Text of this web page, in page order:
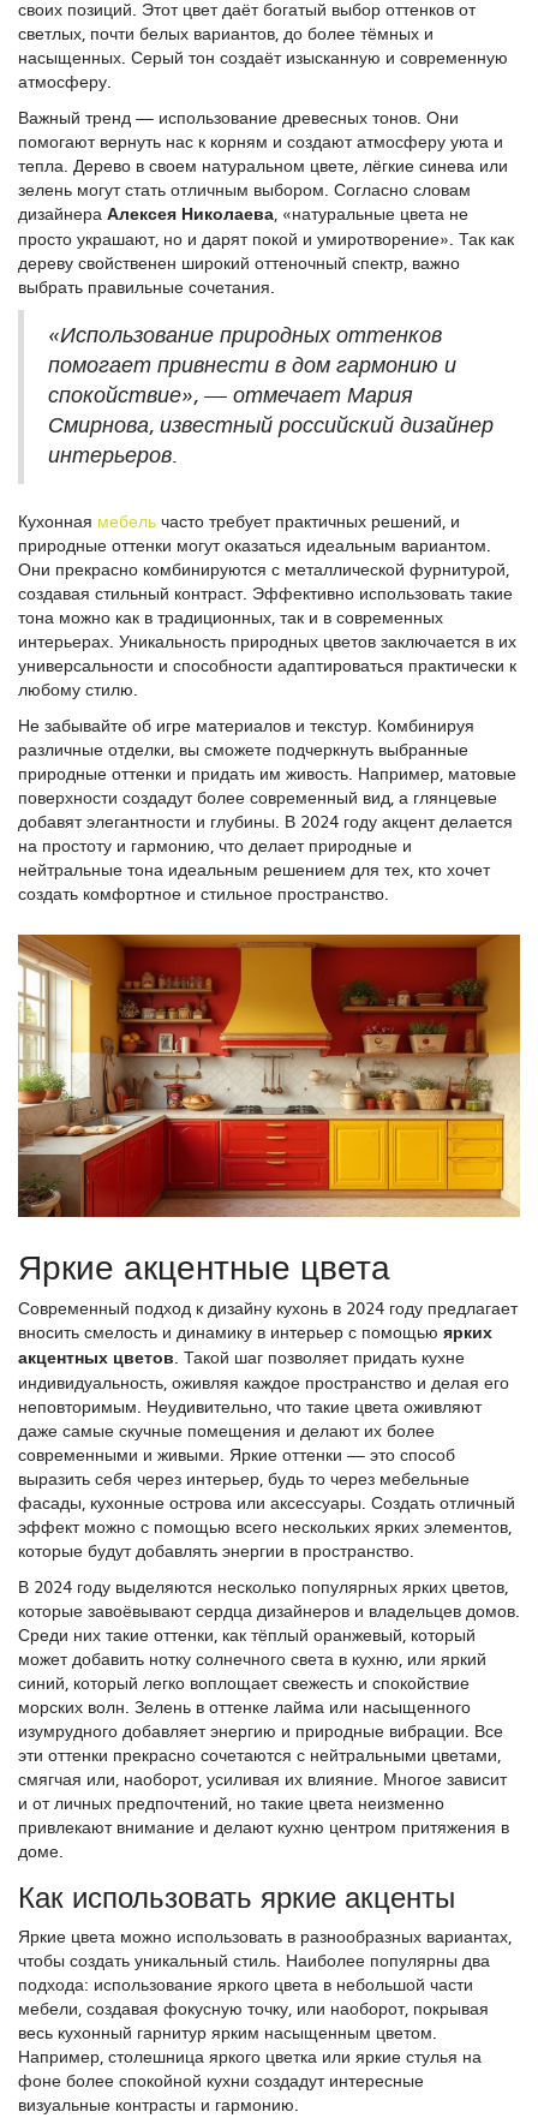
своих позиций. Этот цвет даёт богатый выбор оттенков от
светлых, почти белых вариантов, до более тёмных и
насыщенных. Серый тон создаёт изысканную и современную
атмосферу.
Важный тренд — использование древесных тонов. Они
помогают вернуть нас к корням и создают атмосферу уюта и
тепла. Дерево в своем натуральном цвете, лёгкие синева или
зелень могут стать отличным выбором. Согласно словам
дизайнера Алексея Николаева, «натуральные цвета не
просто украшают, но и дарят покой и умиротворение». Так как
дереву свойственен широкий оттеночный спектр, важно
выбрать правильные сочетания.
«Использование природных оттенков
помогает привнести в дом гармонию и
спокойствие», — отмечает Мария
Смирнова, известный российский дизайнер
интерьеров.
Кухонная мебель часто требует практичных решений, и
природные оттенки могут оказаться идеальным вариантом.
Они прекрасно комбинируются с металлической фурнитурой,
создавая стильный контраст. Эффективно использовать такие
тона можно как в традиционных, так и в современных
интерьерах. Уникальность природных цветов заключается в их
универсальности и способности адаптироваться практически к
любому стилю.
Не забывайте об игре материалов и текстур. Комбинируя
различные отделки, вы сможете подчеркнуть выбранные
природные оттенки и придать им живость. Например, матовые
поверхности создадут более современный вид, а глянцевые
добавят элегантности и глубины. В 2024 году акцент делается
на простоту и гармонию, что делает природные и
нейтральные тона идеальным решением для тех, кто хочет
создать комфортное и стильное пространство.
Яркие акцентные цвета
Современный подход к дизайну кухонь в 2024 году предлагает
вносить смелость и динамику в интерьер с помощью ярких
акцентных цветов. Такой шаг позволяет придать кухне
индивидуальность, оживляя каждое пространство и делая его
неповторимым. Неудивительно, что такие цвета оживляют
даже самые скучные помещения и делают их более
современными и живыми. Яркие оттенки — это способ
выразить себя через интерьер, будь то через мебельные
фасады, кухонные острова или аксессуары. Создать отличный
эффект можно с помощью всего нескольких ярких элементов,
которые будут добавлять энергии в пространство.
В 2024 году выделяются несколько популярных ярких цветов,
которые завоёвывают сердца дизайнеров и владельцев домов.
Среди них такие оттенки, как тёплый оранжевый, который
может добавить нотку солнечного света в кухню, или яркий
синий, который легко воплощает свежесть и спокойствие
морских волн. Зелень в оттенке лайма или насыщенного
изумрудного добавляет энергию и природные вибрации. Все
эти оттенки прекрасно сочетаются с нейтральными цветами,
смягчая или, наоборот, усиливая их влияние. Многое зависит
и от личных предпочтений, но такие цвета неизменно
привлекают внимание и делают кухню центром притяжения в
доме.
Как использовать яркие акценты
Яркие цвета можно использовать в разнообразных вариантах,
чтобы создать уникальный стиль. Наиболее популярны два
подхода: использование яркого цвета в небольшой части
мебели, создавая фокусную точку, или наоборот, покрывая
весь кухонный гарнитур ярким насыщенным цветом.
Например, столешница яркого цветка или яркие стулья на
фоне более спокойной кухни создадут интересные
визуальные контрасты и гармонию.